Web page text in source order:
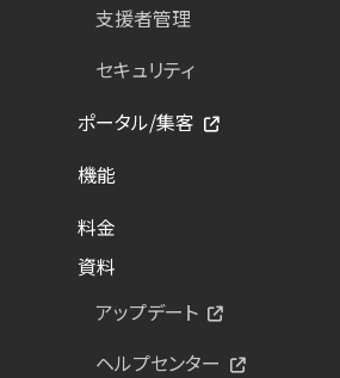
支援者管理
セキュリティ
ポータル/集客
機能
料金
資料
アップデート
ヘルプセンター